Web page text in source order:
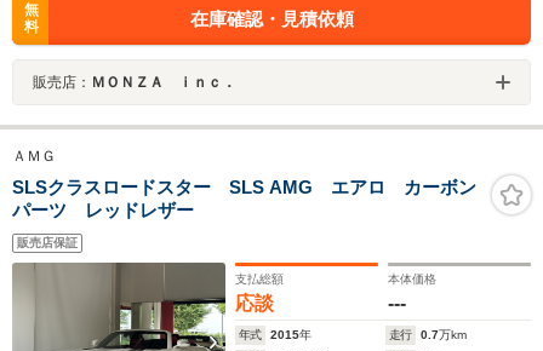
無
料
在庫確認・見積依頼
販売店： ＭＯＮＺＡ ｉｎｃ．
ＡＭＧ
SLSクラスロードスター SLS AMG エアロ カーボン
パーツ レッドレザー
販売店保証
支払総額
応談
本体価格
---
年式 2015年 走行 0.7万km